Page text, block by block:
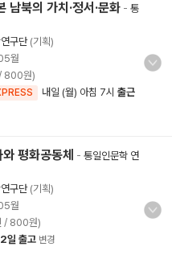
남북의 가치·정서·문화 - 통
구단(기획)
월
800원)
내일 (월) 아침 7시 출근
평화공동체 - 통일인문학 연
구단(기획)
월
/ 800원)
일 출고 변경